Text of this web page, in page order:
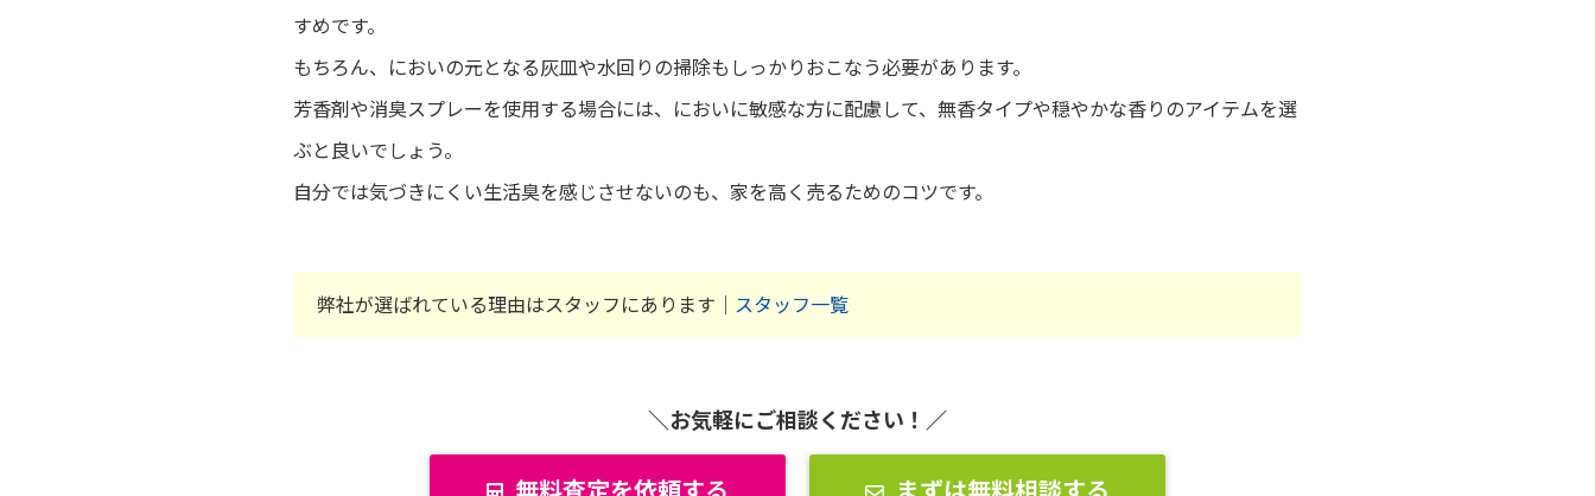
すめです。
もちろん、においの元となる灰皿や水回りの掃除もしっかりおこなう必要があります。
芳香剤や消臭スプレーを使用する場合には、においに敏感な方に配慮して、無香タイプや穏やかな香りのアイテムを選
ぶと良いでしょう。
自分では気づきにくい生活臭を感じさせないのも、家を高く売るためのコツです。
弊社が選ばれている理由はスタッフにあります｜ スタッフ一覧
＼お気軽にご相談ください！／